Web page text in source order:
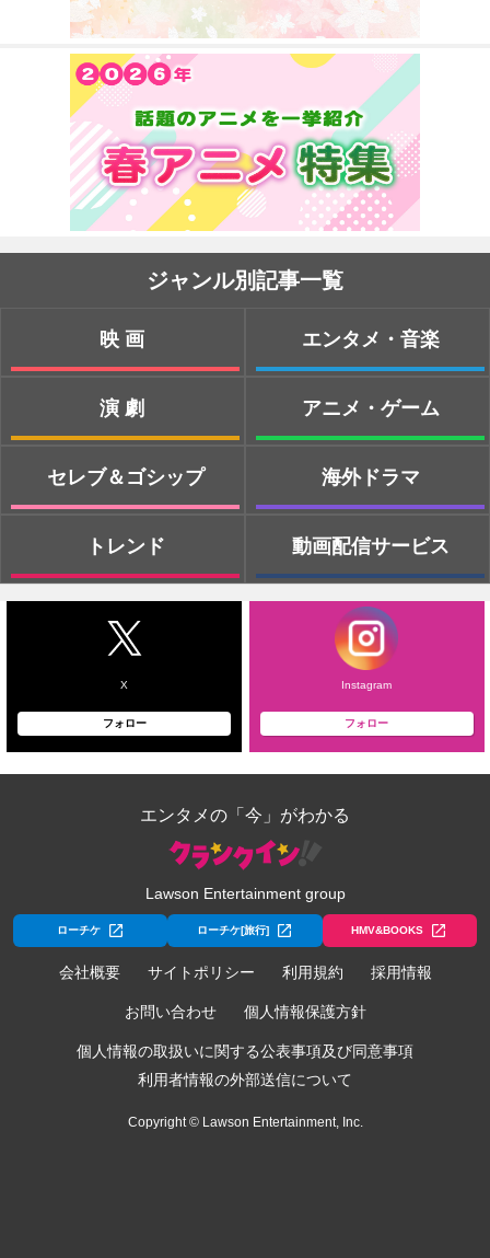
ジャンル別記事一覧
映画
演劇
セレブ＆ゴシップ
トレンド
エンタメ・音楽
アニメ・ゲーム
海外ドラマ
動画配信サービス
X
フォロー
Instagram
フォロー
エンタメの「今」がわかる
Lawson Entertainment group
ローチケ ローチケ[旅行] HMV&BOOKS
会社概要 サイトポリシー 利用規約 採用情報
お問い合わせ 個人情報保護方針
個人情報の取扱いに関する公表事項及び同意事項
利用者情報の外部送信について
Copyright © Lawson Entertainment, Inc.